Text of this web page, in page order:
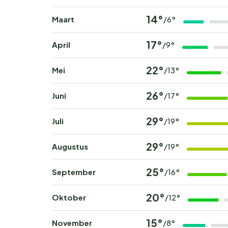
bij Arena One 99 Glamping en beleef een
Maart 14°/6°
April 17°/9°
Mei 22°/13°
Juni 26°/17°
Juli 29°/19°
Augustus 29°/19°
September 25°/16°
Oktober 20°/12°
November 15°/8°